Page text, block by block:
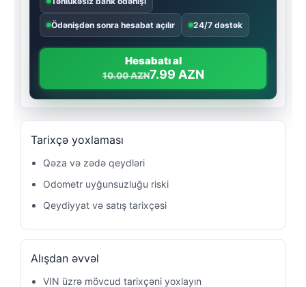
Ödənişdən sonra hesabat açılır 24/7 dəstək
Hesabatı al
10.00 AZN7.99 AZN
Tarixçə yoxlaması
Qəza və zədə qeydləri
Odometr uyğunsuzluğu riski
Qeydiyyat və satış tarixçəsi
Alışdan əvvəl
VIN üzrə mövcud tarixçəni yoxlayın